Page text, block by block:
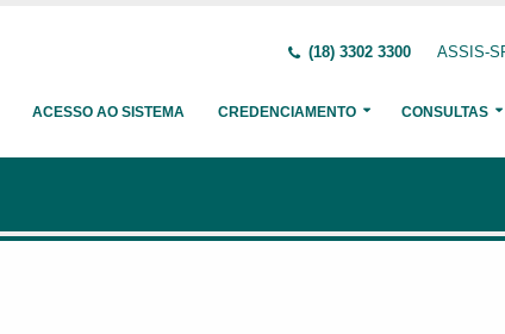
(18) 3302 3300 ASSIS-
ACESSO AO SISTEMA CREDENCIAMENTO CONSULTAS